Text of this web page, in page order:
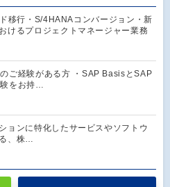
移行・S/4HANAコンバージョン・新
けるプロジェクトマネージャー業務
ご経験がある方 ・SAP BasisとSAP
をお持…
ョンに特化したサービスやソフトウ
、株…